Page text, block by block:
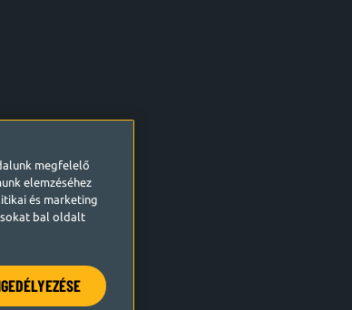
megfelelő
elemzéséhez
és marketing
bal oldalt